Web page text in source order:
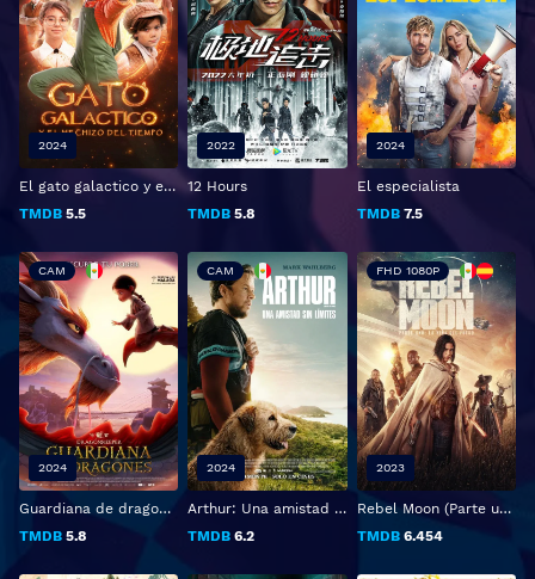
El gato galactico y el hechizo del tiempo
TMDB 5.5
2024
12 Hours
TMDB 5.8
2022
El especialista
TMDB7.5
2024
Guardiana de dragones
TMDB 5.8
CAM
2024
Arthur: Una amistad sin limites
TMDB 6.2
CAM
2024
Rebel Moon (Parte uno): La niña del fuego
TMDB6.454
FHD 1080P
2023